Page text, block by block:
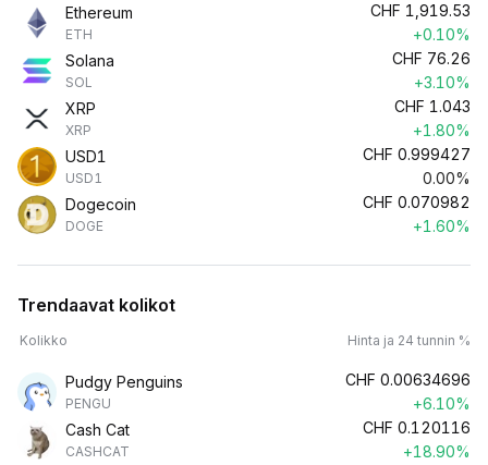
Ethereum
ETH
CHF 1,919.53
+0.10%
Solana
SOL
CHF 76.26
+3.10%
XRP
XRP
CHF 1.043
+1.80%
USD1
USD1
CHF 0.999427
0.00%
Dogecoin
DOGE
CHF 0.070982
+1.60%
Trendaavat kolikot
Kolikko Hinta ja 24 tunnin %
Pudgy Penguins
PENGU
CHF 0.00634696
+6.10%
Cash Cat
CASHCAT
CHF 0.120116
+18.90%